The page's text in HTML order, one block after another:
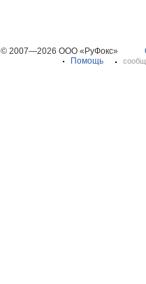
© 2007—2026 ООО «РуФокс»
Помощь